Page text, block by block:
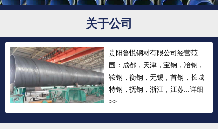
关于公司
贵阳鲁悦钢材有限公司经营范
围：成都，天津，宝钢，冶钢，
鞍钢，衡钢，无锡，首钢，长城
特钢，抚钢，浙江，江苏...详细
>>